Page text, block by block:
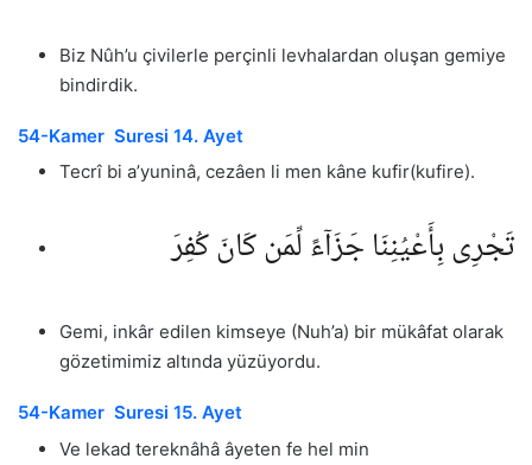
Biz Nûh’u çivilerle perçinli levhalardan oluşan gemiye
bindirdik.
54-Kamer Suresi 14. Ayet
Tecrî bi a’yuninâ, cezâen li men kâne kufir(kufire).
تَجْرِى بِأَعْيُنِنَا جَزَآءً لِّمَن كَانَ كُفِرَ
Gemi, inkâr edilen kimseye (Nuh’a) bir mükâfat olarak
gözetimimiz altında yüzüyordu.
54-Kamer Suresi 15. Ayet
Ve lekad tereknâhâ âyeten fe hel min